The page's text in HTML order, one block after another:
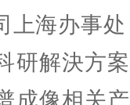
海办事
研解決方
成像相关